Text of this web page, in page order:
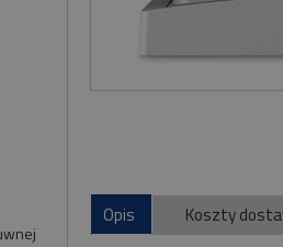
Opis Koszty